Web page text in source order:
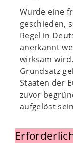
Wurde eine
geschieden,
Regel in
anerkannt
wirksam
Grundsatz
Staaten der
zuvor
aufgelöst